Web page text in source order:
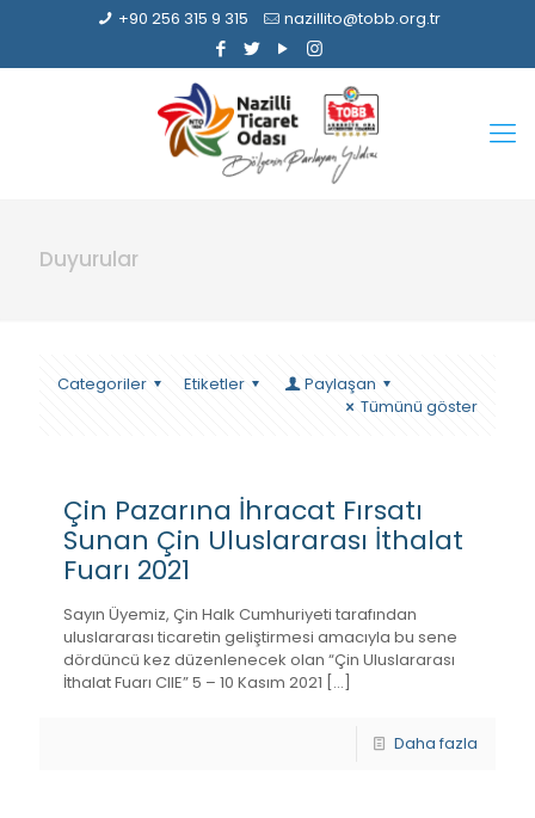
+90 256 315 9 315 nazillito@tobb.org.tr
Duyurular
Categoriler Etiketler
Paylaşan
Tümünü göster
Çin Pazarına İhracat Fırsatı
Sunan Çin Uluslararası İthalat
Fuarı 2021
Sayın Üyemiz, Çin Halk Cumhuriyeti tarafından
uluslararası ticaretin geliştirmesi amacıyla bu sene
dördüncü kez düzenlenecek olan “Çin Uluslararası
İthalat Fuarı CIIE” 5 – 10 Kasım 2021 […]
Daha fazla